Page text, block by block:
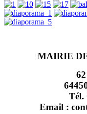
MAIRIE
Tél.
Email :